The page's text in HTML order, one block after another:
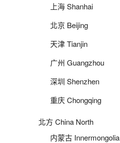
上海 Shanhai
北京 Beijing
天津 Tianjin
广州 Guangzhou
深圳 Shenzhen
重庆 Chongqing
北方 China North
内蒙古 Innermongolia